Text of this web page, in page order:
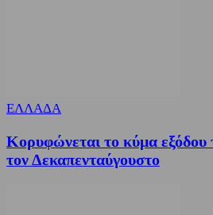
ΕΛΛΑΔΑ
Κορυφώνεται το κύμα εξόδου
τον Δεκαπενταύγουστο